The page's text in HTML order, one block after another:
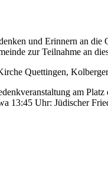
und Erinnern an die
zur Teilnahme an
Quettingen,
am Platz
13:45 Uhr: Jüdischer